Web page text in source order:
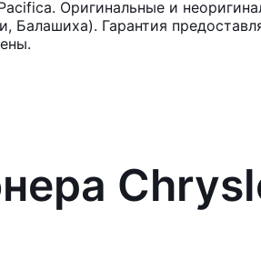
Оригинальные и
Гарантия